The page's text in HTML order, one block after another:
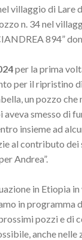
villaggio di Lare
n. 34 nel
894”
per la prima
per il ripristino
un pozzo che
aveva smesso di
insieme ad
al contributo dei
Andrea”.
in Etiopia in
in programma
pozzi e di
anche nelle